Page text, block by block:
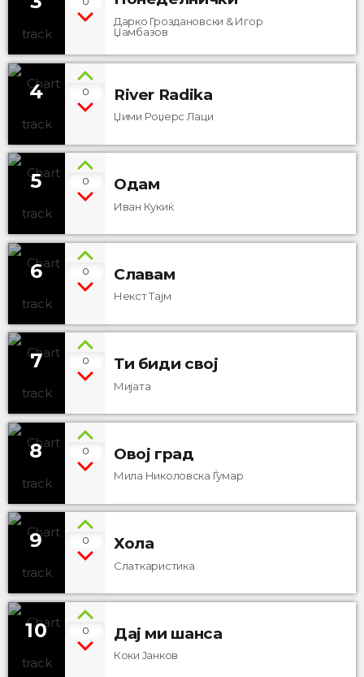
Дарко Гроздановски & Игор
Џамбазов
4 0 River Radika
Џими Роџерс Лаци
5 0 Одам
Иван Кукиќ
6 0 Славам
Некст Тајм
7 0 Ти биди свој
Мијата
8 0 Овој град
Мила Николовска Ѓумар
9 0 Хола
Слаткаристика
10 0 Дај ми шанса
Коки Јанков